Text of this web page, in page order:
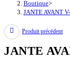
Boutique>
JANTE AVANT
Produit précédent
JANTE